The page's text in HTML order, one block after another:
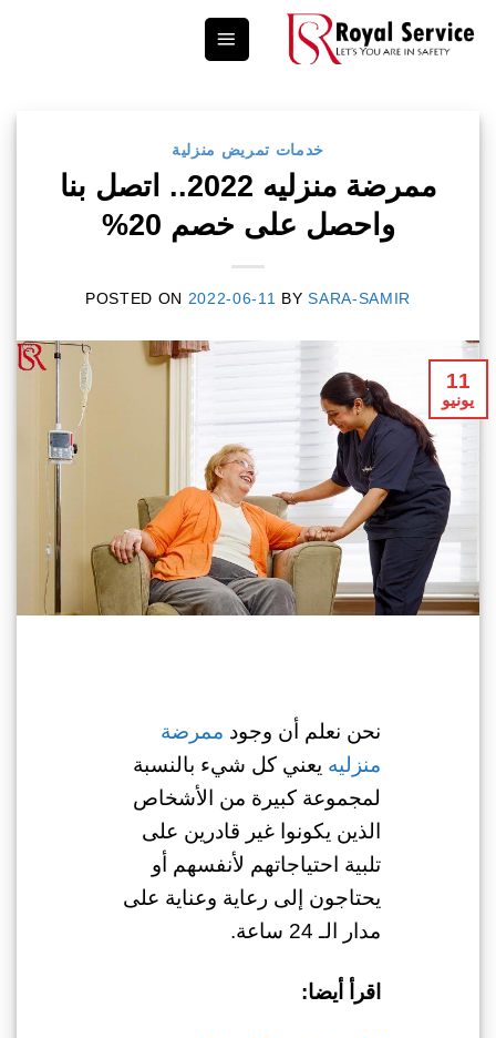
خدمات تمريض منزلية
ممرضة منزليه 2022.. اتصل بنا
واحصل على خصم 20%
POSTED ON 2022-06-11 BYSARA-SAMIR
11
يونيو
نحن نعلم أن وجود ممرضة
منزليه يعني كل شيء بالنسبة
لمجموعة كبيرة من الأشخاص
الذين يكونوا غير قادرين على
تلبية احتياجاتهم لأنفسهم أو
يحتاجون إلى رعاية وعناية على
مدار الـ 24 ساعة.
اقرأ أيضا: